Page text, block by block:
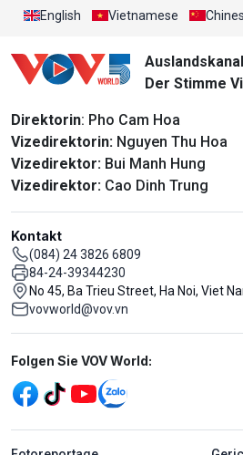
English Vietnamese
Auslandskanal
Der Stimme
Direktorin: Pho Cam Hoa
Vizedirektorin: Nguyen Thu Hoa
Vizedirektor: Bui Manh Hung
Vizedirektor: Cao Dinh Trung
Kontakt
(084) 24 3826 6809
84-24-39344230
No 45, Ba Trieu Street, Ha Noi, Viet
vovworld@vov.vn
Mạng xã hội
Folgen Sie VOV World:
menu footer tiếng